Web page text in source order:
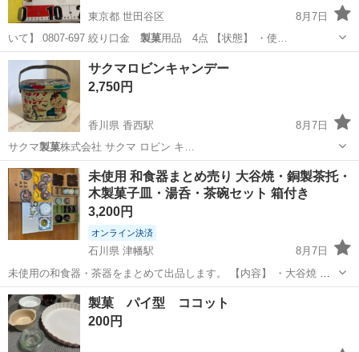
東京都 世田谷区
8月7日
いて】 0807-697 絞り口金 製菓 用品 4点 【状態】 ・使…
東京 世田谷区 調理器具
サクマロビンキャンデー
2,750円
香川県 香西駅
8月7日
サクマ製菓 株式会社 サクマ ロビン キ…
香川 高松市 香西駅 その他 サクマ
未使用 和食器まとめ売り 大谷焼・銅製茶托・
木製菓子皿・湯呑・茶碗セット 箱付き
3,200円
オンライン決済
石川県 津幡駅
8月7日
未使用の和食器・茶器をまとめて出品します。 【内容】 ・大谷焼 小
鉢セット（箱付き） ・銅製 茶托 5客セット（木箱付き） ・木製 菓子
皿（木箱付き） ・湯呑セット ・茶碗セット 長期保管品のため箱には
多少の保管傷があり...
石川 河北郡 津幡駅 食器
製菓 パイ型 ココット
200円